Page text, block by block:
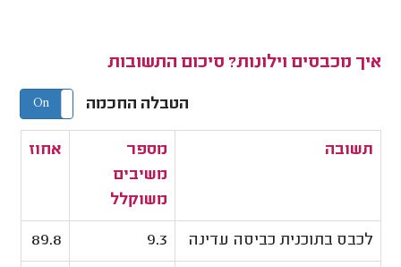
איך מכבסים וילונות? סיכום התשובות
הטבלה החכמה On Off
תשובה
מספר
משיבים
משוקלל
אחוז
לכבס בתוכנית כביסה עדינה 9.3
89.8